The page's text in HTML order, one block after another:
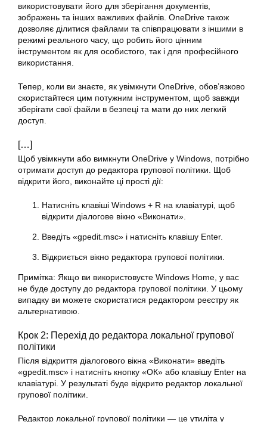
використовувати його для зберігання документів,
зображень та інших важливих файлів. OneDrive також
дозволяє ділитися файлами та співпрацювати з іншими в
режимі реального часу, що робить його цінним
інструментом як для особистого, так і для професійного
використання.
Тепер, коли ви знаєте, як увімкнути OneDrive, обов’язково
скористайтеся цим потужним інструментом, щоб завжди
зберігати свої файли в безпеці та мати до них легкий
доступ.
[…]
Щоб увімкнути або вимкнути OneDrive у Windows, потрібно
отримати доступ до редактора групової політики. Щоб
відкрити його, виконайте ці прості дії:
Натисніть клавіші Windows + R на клавіатурі, щоб
відкрити діалогове вікно «Виконати».
Введіть «gpedit.msc» і натисніть клавішу Enter.
Відкриється вікно редактора групової політики.
Примітка: Якщо ви використовуєте Windows Home, у вас
не буде доступу до редактора групової політики. У цьому
випадку ви можете скористатися редактором реєстру як
альтернативою.
Крок 2: Перехід до редактора локальної групової
політики
Після відкриття діалогового вікна «Виконати» введіть
«gpedit.msc» і натисніть кнопку «ОК» або клавішу Enter на
клавіатурі. У результаті буде відкрито редактор локальної
групової політики.
Редактор локальної групової політики — це утиліта у